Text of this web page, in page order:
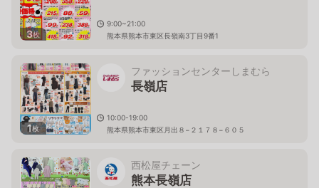
3枚
9:00~21:00
熊本県熊本市東区長嶺南3丁目9番1
1枚
ファッションセンターしまむら
長嶺店
10:00-19:00
熊本県熊本市東区月出８−２１７８−６０５
西松屋チェーン
熊本長嶺店